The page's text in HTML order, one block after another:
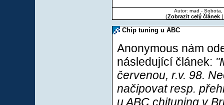
Autor: mad -
(Zobrazit celý článek|
Chip tuning u ABC
Anonymous nám
následující článek:
červenou, r.v. 98.
načipovat resp.
u ABC chituning v